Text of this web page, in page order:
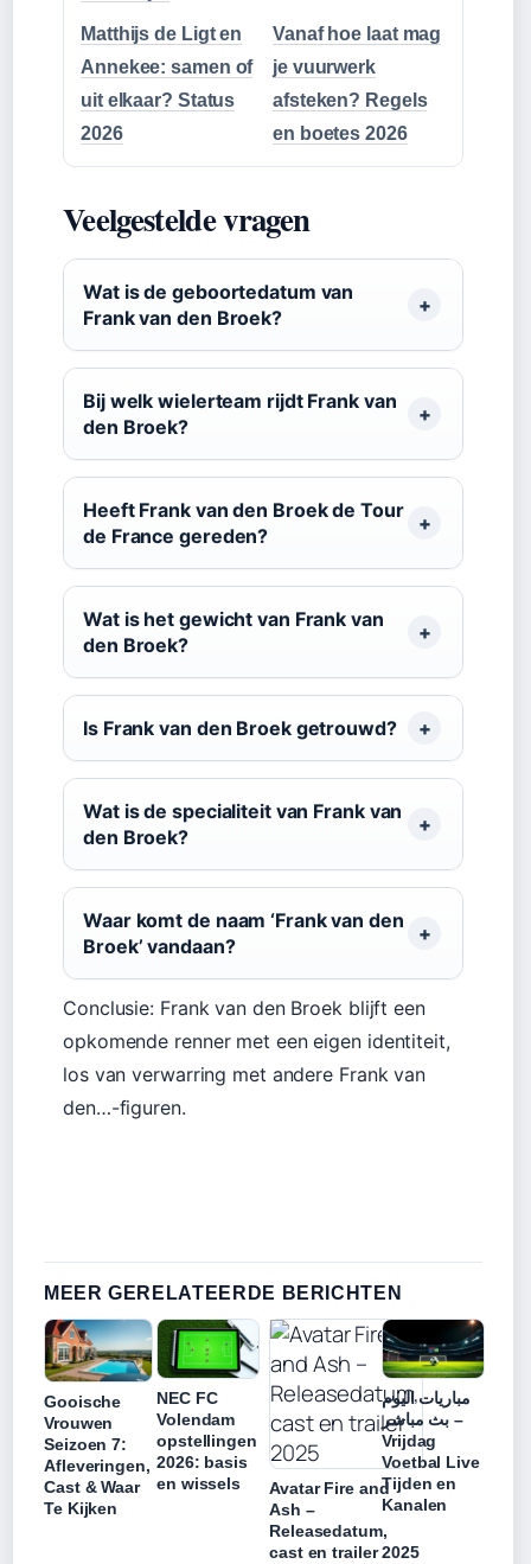
Matthijs de Ligt en
Annekee: samen of
uit elkaar? Status
2026
Vanaf hoe laat mag
je vuurwerk
afsteken? Regels
en boetes 2026
Veelgestelde vragen
Wat is de geboortedatum van
Frank van den Broek?
Bij welk wielerteam rijdt Frank van
den Broek?
Heeft Frank van den Broek de Tour
de France gereden?
Wat is het gewicht van Frank van
den Broek?
Is Frank van den Broek getrouwd?
Wat is de specialiteit van Frank van
den Broek?
Waar komt de naam ‘Frank van den
Broek’ vandaan?
Conclusie: Frank van den Broek blijft een
opkomende renner met een eigen identiteit,
los van verwarring met andere Frank van
den…-figuren.
MEER GERELATEERDE BERICHTEN
Gooische
Vrouwen
Seizoen 7:
Afleveringen,
Cast & Waar
Te Kijken
NEC FC
Volendam
opstellingen
2026: basis
en wissels
Avatar Fire and
Ash –
Releasedatum,
cast en trailer 2025
مباريات اليوم
بث مباشر –
Vrijdag
Voetbal Live
Tijden en
Kanalen